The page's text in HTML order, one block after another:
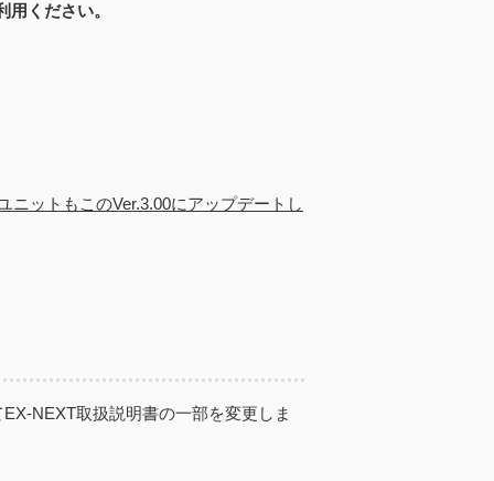
用ください。
ニットもこのVer.3.00にアップデートし
NEXT取扱説明書の一部を変更しま